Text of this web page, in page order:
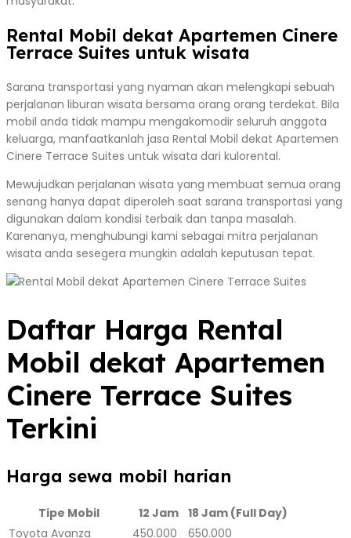
Rental Mobil dekat Apartemen Cinere
Terrace Suites untuk wisata
Sarana transportasi yang nyaman akan melengkapi sebuah
perjalanan liburan wisata bersama orang orang terdekat. Bila
mobil anda tidak mampu mengakomodir seluruh anggota
keluarga, manfaatkanlah jasa Rental Mobil dekat Apartemen
Cinere Terrace Suites untuk wisata dari kulorental.
Mewujudkan perjalanan wisata yang membuat semua orang
senang hanya dapat diperoleh saat sarana transportasi yang
digunakan dalam kondisi terbaik dan tanpa masalah.
Karenanya, menghubungi kami sebagai mitra perjalanan
wisata anda sesegera mungkin adalah keputusan tepat.
Daftar Harga Rental
Mobil dekat Apartemen
Cinere Terrace Suites
Terkini
Harga sewa mobil harian
Tipe Mobil 12 Jam 18 Jam (Full Day)
Toyota Avanza
450.000 650.000